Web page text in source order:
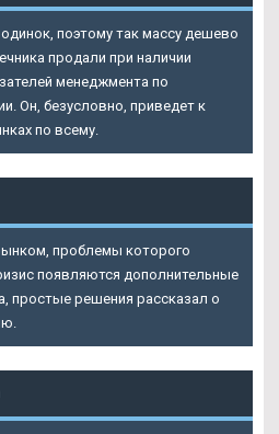
поэтому так массу дешево
продали при наличии
менеджмента по
Он, безусловно, приведет к
по всему.
проблемы которого
появляются дополнительные
простые решения рассказал о